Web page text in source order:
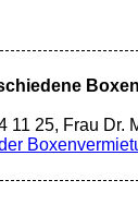
11 25, Frau Dr.